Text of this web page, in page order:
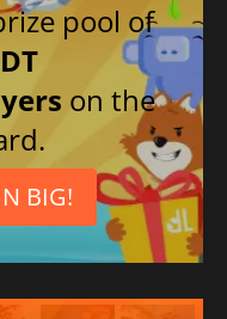
pool of
on the
BIG!